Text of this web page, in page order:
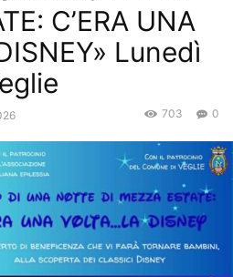
C’ERA UNA
Lunedì
0
703